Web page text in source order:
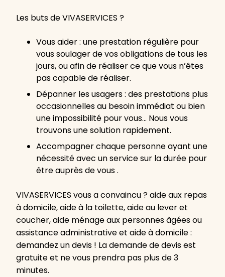
Les buts de VIVASERVICES ?
Vous aider : une prestation régulière pour
vous soulager de vos obligations de tous les
jours, ou afin de réaliser ce que vous n’êtes
pas capable de réaliser.
Dépanner les usagers : des prestations plus
occasionnelles au besoin immédiat ou bien
une impossibilité pour vous… Nous vous
trouvons une solution rapidement.
Accompagner chaque personne ayant une
nécessité avec un service sur la durée pour
être auprès de vous .
VIVASERVICES vous a convaincu ? aide aux repas
à domicile, aide à la toilette, aide au lever et
coucher, aide ménage aux personnes âgées ou
assistance administrative et aide à domicile :
demandez un devis ! La demande de devis est
gratuite et ne vous prendra pas plus de 3
minutes.